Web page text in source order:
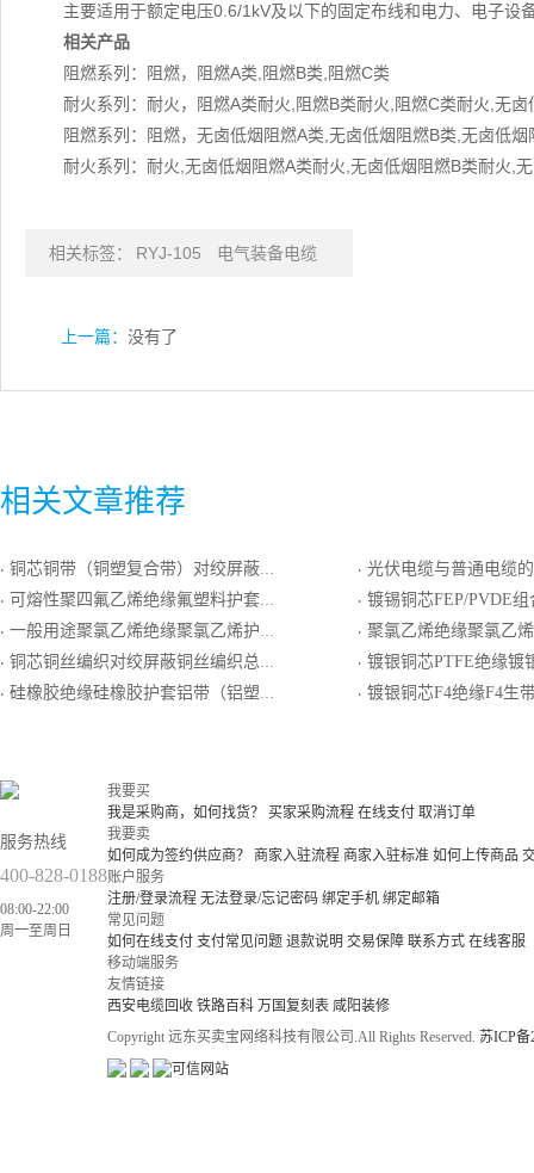
主要适用于额定电压0.6/1kV及以下的固定布线和电力、电子设
相关产品
阻燃系列：阻燃，阻燃A类,阻燃B类,阻燃C类
耐火系列：耐火，阻燃A类耐火,阻燃B类耐火,阻燃C类耐火,无卤
阻燃系列：阻燃，无卤低烟阻燃A类,无卤低烟阻燃B类,无卤低
耐火系列：耐火,无卤低烟阻燃A类耐火,无卤低烟阻燃B类耐火,
相关标签： RYJ-105 电气装备电缆
上一篇： 没有了
相关文章推荐
· 铜芯铜带（铜塑复合带）对绞屏蔽铜带（铜塑复合带）总屏聚氯乙烯绝缘聚氯乙烯护套计算机电缆
· 可熔性聚四氟乙烯绝缘氟塑料护套耐热用普通级K分度热电偶用补偿导线
· 一般用途聚氯乙烯绝缘聚氯乙烯护套铝芯扁形电缆
· 铜芯铜丝编织对绞屏蔽铜丝编织总屏聚乙烯绝缘聚氯乙烯护套软导体计算机电缆
· 硅橡胶绝缘硅橡胶护套铝带（铝塑复合带）对绞屏蔽铝带（铝塑复合带）总屏计算机电缆
· 光伏电缆与普通电缆
· 镀锡铜芯FEP/PVDE组合绝缘镀锡圆铜线绕包
· 聚氯乙烯绝缘聚氯乙烯护套
· 镀银铜芯PTFE绝缘镀银圆铜线编织屏
· 镀银铜芯F4绝缘F4生带护套
服务热线
400-828-0188
08:00-22:00
周一至周日
我要买
我是采购商，如何找货？
买家采购流程 在线支付 取消订单
我要卖
如何成为签约供应商？
商家入驻流程 商家入驻标准 如何上传商品
账户服务
注册/登录流程 无法登录/忘记密码 绑定手机 绑定邮箱
常见问题
如何在线支付 支付常见问题 退款说明 交易保障 联系方式 在线客服
移动端服务
友情链接
西安电缆回收 铁路百科 万国复刻表 咸阳装修
Copyright 远东买卖宝网络科技有限公司.All Rights Reserved. 苏ICP备